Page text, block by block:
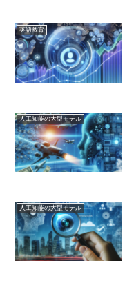
英語教育
人工知能の大型モデル
人工知能の大型モデル